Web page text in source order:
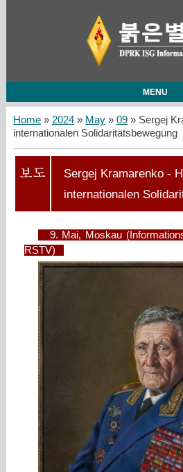
MENU
Home» 2024 » May » 09» Sergej
internationalen Solidaritätsbewegung
Sergej Kramarenko -
internationalen
9. Mai, Moskau
RSTV)